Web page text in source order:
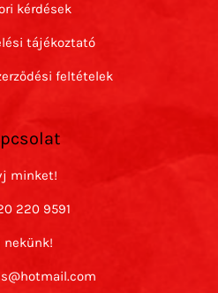
kérdések
tájékoztató
feltételek
minket!
220 9591
nekünk!